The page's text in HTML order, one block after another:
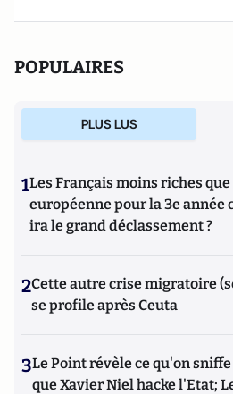
POPULAIRES
PLUS LUS
1Les Français moins riches
européenne pour la 3e année
ira le grand déclassement ?
2Cette autre crise migratoire
se profile après Ceuta
3Le Point révèle ce qu'on
que Xavier Niel hacke l'Etat;